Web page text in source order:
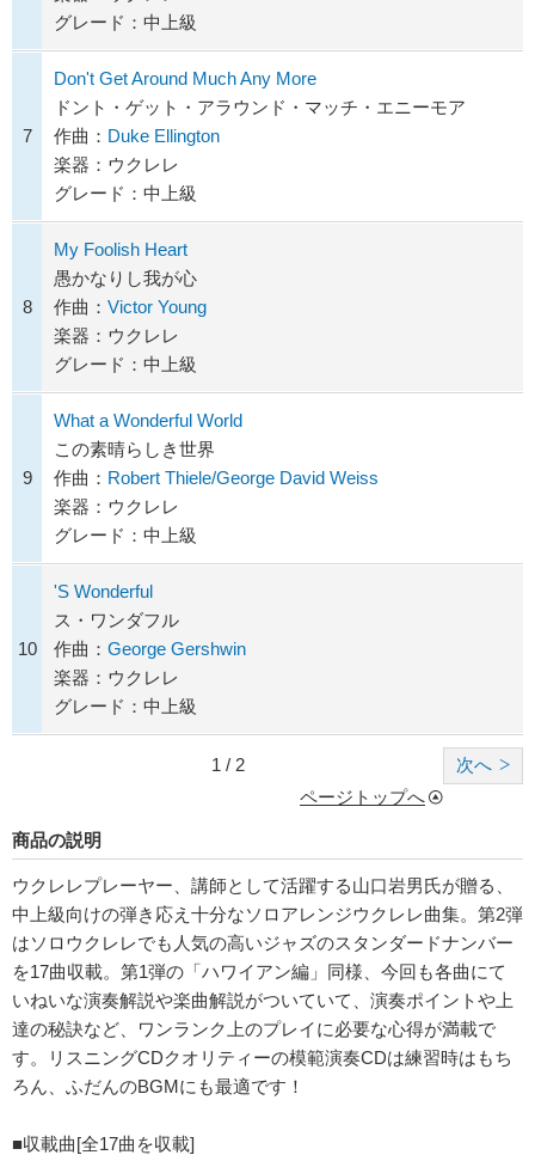
グレード：中上級
7
Don't Get Around Much Any More
ドント・ゲット・アラウンド・マッチ・エニーモア
作曲： Duke Ellington
楽器：ウクレレ
グレード：中上級
8
My Foolish Heart
愚かなりし我が心
作曲： Victor Young
楽器：ウクレレ
グレード：中上級
9
What a Wonderful World
この素晴らしき世界
作曲： Robert Thiele/George David Weiss
楽器：ウクレレ
グレード：中上級
10
'S Wonderful
ス・ワンダフル
作曲： George Gershwin
楽器：ウクレレ
グレード：中上級
次へ
1 / 2
ページトップへ
商品の説明
ウクレレプレーヤー、講師として活躍する山口岩男氏が贈る、
中上級向けの弾き応え十分なソロアレンジウクレレ曲集。第2弾
はソロウクレレでも人気の高いジャズのスタンダードナンバー
を17曲収載。第1弾の「ハワイアン編」同様、今回も各曲にて
いねいな演奏解説や楽曲解説がついていて、演奏ポイントや上
達の秘訣など、ワンランク上のプレイに必要な心得が満載で
す。リスニングCDクオリティーの模範演奏CDは練習時はもち
ろん、ふだんのBGMにも最適です！
■収載曲[全17曲を収載]